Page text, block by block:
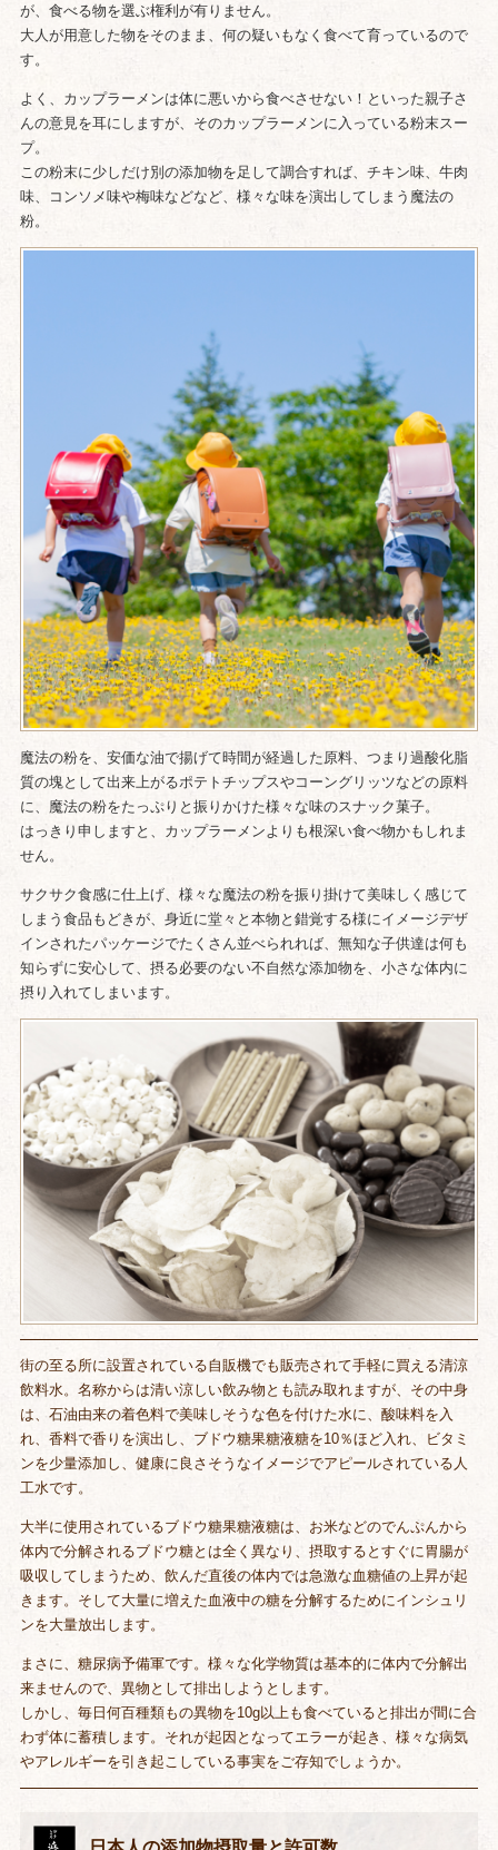
が、食べる物を選ぶ権利が有りません。
大人が用意した物をそのまま、何の疑いもなく食べて育っているので
す。
よく、カップラーメンは体に悪いから食べさせない！といった親子さ
んの意見を耳にしますが、そのカップラーメンに入っている粉末スー
プ。
この粉末に少しだけ別の添加物を足して調合すれば、チキン味、牛肉
味、コンソメ味や梅味などなど、様々な味を演出してしまう魔法の
粉。
魔法の粉を、安価な油で揚げて時間が経過した原料、つまり過酸化脂
質の塊として出来上がるポテトチップスやコーングリッツなどの原料
に、魔法の粉をたっぷりと振りかけた様々な味のスナック菓子。
はっきり申しますと、カップラーメンよりも根深い食べ物かもしれま
せん。
サクサク食感に仕上げ、様々な魔法の粉を振り掛けて美味しく感じて
しまう食品もどきが、身近に堂々と本物と錯覚する様にイメージデザ
インされたパッケージでたくさん並べられれば、無知な子供達は何も
知らずに安心して、摂る必要のない不自然な添加物を、小さな体内に
摂り入れてしまいます。
街の至る所に設置されている自販機でも販売されて手軽に買える清涼
飲料水。名称からは清い涼しい飲み物とも読み取れますが、その中身
は、石油由来の着色料で美味しそうな色を付けた水に、酸味料を入
れ、香料で香りを演出し、ブドウ糖果糖液糖を10％ほど入れ、ビタミ
ンを少量添加し、健康に良さそうなイメージでアピールされている人
工水です。
大半に使用されているブドウ糖果糖液糖は、お米などのでんぷんから
体内で分解されるブドウ糖とは全く異なり、摂取するとすぐに胃腸が
吸収してしまうため、飲んだ直後の体内では急激な血糖値の上昇が起
きます。そして大量に増えた血液中の糖を分解するためにインシュリ
ンを大量放出します。
まさに、糖尿病予備軍です。様々な化学物質は基本的に体内で分解出
来ませんので、異物として排出しようとします。
しかし、毎日何百種類もの異物を10g以上も食べていると排出が間に合
わず体に蓄積します。それが起因となってエラーが起き、様々な病気
やアレルギーを引き起こしている事実をご存知でしょうか。